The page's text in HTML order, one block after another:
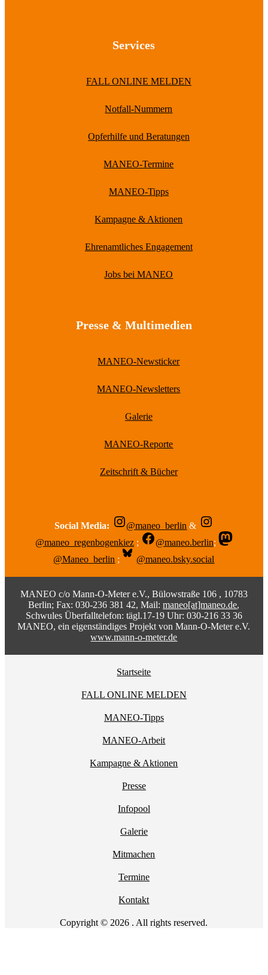
Services
FALL ONLINE MELDEN
Notfall-Nummern
Opferhilfe und Beratungen
MANEO-Termine
MANEO-Tipps
Kampagne & Aktionen
Ehrenamtliches Engagement
Jobs bei MANEO
Presse & Multimedien
MANEO-Newsticker
MANEO-Newsletters
Galerie
MANEO-Reporte
Zeitschrift & Bücher
Social Media: @maneo_berlin &
@maneo_regenbogenkiez ; @maneo.berlin;
@Maneo_berlin ; @maneo.bsky.social
MANEO c/o Mann-O-Meter e.V., Bülowstraße 106 , 10783
Berlin; Fax: 030-236 381 42, Mail:maneo[at]maneo.de,
Schwules Überfalltelefon: tägl.17-19 Uhr: 030-216 33 36
MANEO, ein eigenständiges Projekt von Mann-O-Meter e.V.
www.mann-o-meter.de
Startseite
FALL ONLINE MELDEN
MANEO-Tipps
MANEO-Arbeit
Kampagne & Aktionen
Presse
Infopool
Galerie
Mitmachen
Termine
Kontakt
Copyright © 2026 . All rights reserved.